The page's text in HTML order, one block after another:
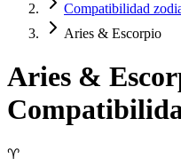
Compatibilidad
Aries & Escorpio
Aries &
♈